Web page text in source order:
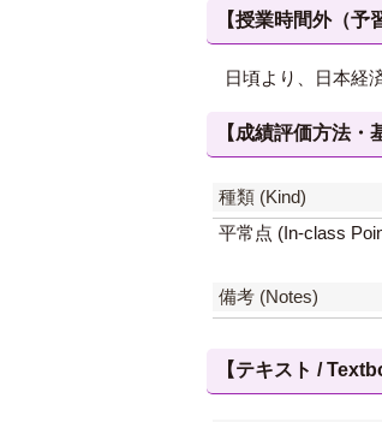
【授業時間外（
日頃より、日本経
【成績評価方法・
種類 (Kind)
平常点 (In-class
備考 (Notes)
【テキスト /